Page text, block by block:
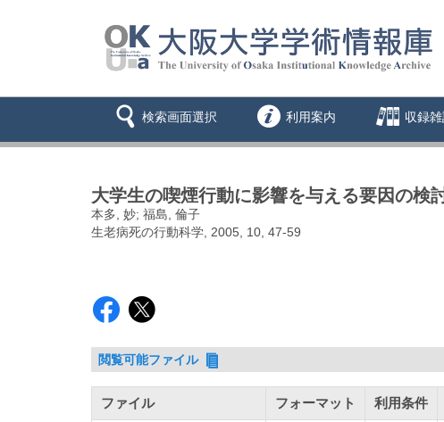
検索画面選択 利用案内 収録
大学生の喫煙行動に影響を与える要因の検
本多, 妙; 福島, 倫子
生老病死の行動科学, 2005, 10, 47-59
閲覧可能ファイル
ファイル フォーマット 利用条件